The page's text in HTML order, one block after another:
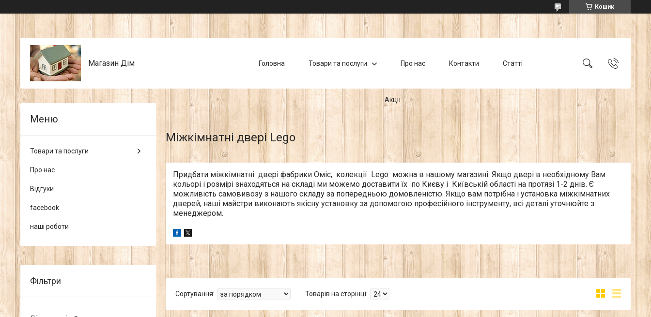
Кошик
Магазин Дім Головна Товари та послуги Про нас Контакти Статті
Акції
Міжкімнатні двері Lego
Придбати міжкімнатні двері фабрики Оміс, колекції Lego можна в нашому магазині. Якщо двері в необхідному Вам
кольорі і розмірі знаходяться на складі ми можемо доставити їх по Києву і Київській області на протязі 1-2 днів. Є
можливість самовивозу з нашого складу за попередньою домовленістю. Якщо вам потрібна і установка міжкімнатних
дверей, наші майстри виконають якісну установку за допомогою професійного інструменту, всі деталі уточнюйте з
менеджером.
Товари та послуги
Про нас
Відгуки
facebook
наші роботи
Фільтри